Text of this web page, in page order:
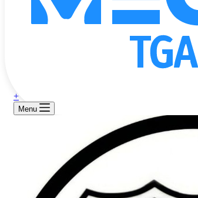
+
Menu